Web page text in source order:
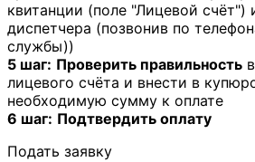
квитанции (поле "Лицевой счёт")
диспетчера (позвонив по
службы))
5 шаг: Проверить правильность
лицевого счёта и внести в
необходимую сумму к оплате
6 шаг: Подтвердить оплату
Подать заявку